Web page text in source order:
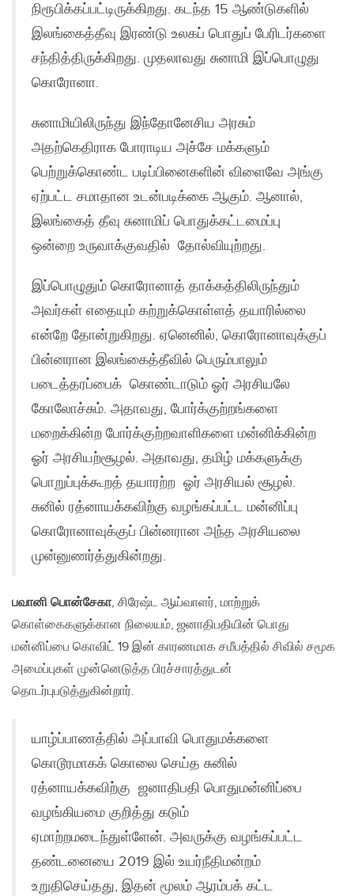
நிரூபிக்கப்பட்டிருக்கிறது. கடந்த 15 ஆண்டுகளில்
இலங்கைத்தீவு இரண்டு உலகப் பொதுப் பேரிடர்களை
சந்தித்திருக்கிறது. முதலாவது சுனாமி இப்பொழுது
கொரோனா.
சுனாமியிலிருந்து இந்தோனேசிய அரசும்
அதற்கெதிராக போராடிய அச்சே மக்களும்
பெற்றுக்கொண்ட படிப்பினைகளின் விளைவே அங்கு
ஏற்பட்ட சமாதான உடன்படிக்கை ஆகும். ஆனால்,
இலங்கைத் தீவு சுனாமிப் பொதுக்கட்டமைப்பு
ஒன்றை உருவாக்குவதில் தோல்வியுற்றது.
இப்பொழுதும் கொரோனாத் தாக்கத்திலிருந்தும்
அவர்கள் எதையும் கற்றுக்கொள்ளத் தயாரில்லை
என்றே தோன்றுகிறது. ஏனெனில், கொரோனாவுக்குப்
பின்னரான இலங்கைத்தீவில் பெரும்பாலும்
படைத்தரப்பைக் கொண்டாடும் ஓர் அரசியலே
கோலோச்சும். அதாவது, போர்க்குற்றங்களை
மறைக்கின்ற போர்க்குற்றவாளிகளை மன்னிக்கின்ற
ஓர் அரசியற்சூழல். அதாவது, தமிழ் மக்களுக்கு
பொறுப்புக்கூறத் தயாரற்ற ஓர் அரசியல் சூழல்.
சுனில் ரத்னாயக்கவிற்கு வழங்கப்பட்ட மன்னிப்பு
கொரோனாவுக்குப் பின்னரான அந்த அரசியலை
முன்னுணர்த்துகின்றது.
பவானி பொன்சேகா, சிரேஷ்ட ஆய்வாளர், மாற்றுக்
கொள்கைகளுக்கான நிலையம், ஜனாதிபதியின் பொது
மன்னிப்பை கொவிட் 19 இன் காரணமாக சமீபத்தில் சிவில் சமூக
அமைப்புகள் முன்னெடுத்த பிரச்சாரத்துடன்
தொடர்புபடுத்துகின்றார்.
யாழ்ப்பாணத்தில் அப்பாவி பொதுமக்களை
கொடூரமாகக் கொலை செய்த சுனில்
ரத்னாயக்கவிற்கு ஜனாதிபதி பொதுமன்னிப்பை
வழங்கியமை குறித்து கடும்
ஏமாற்றமடைந்துள்ளேன். அவருக்கு வழங்கப்பட்ட
தண்டனையை 2019 இல் உயர்நீதிமன்றம்
உறுதிசெய்தது, இதன் மூலம் ஆரம்பக் கட்ட